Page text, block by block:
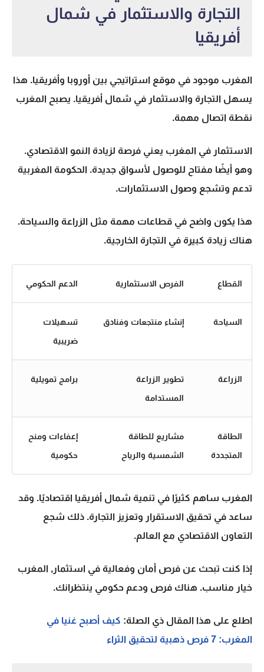
التجارة والاستثمار في شمال
أفريقيا
المغرب موجود في موقع استراتيجي بين أوروبا وأفريقيا. هذا
يسهل التجارة والاستثمار في شمال أفريقيا. يصبح المغرب
نقطة اتصال مهمة.
الاستثمار في المغرب يعني فرصة لزيادة النمو الاقتصادي.
وهو أيضًا مفتاح للوصول لأسواق جديدة. الحكومة المغربية
تدعم وتشجع وصول الاستثمارات.
هذا يكون واضح في قطاعات مهمة مثل الزراعة والسياحة.
هناك زيادة كبيرة في التجارة الخارجية.
القطاع الفرص الاستثمارية الدعم الحكومي
السياحة إنشاء منتجعات وفنادق
تسهيلات
ضريبية
الزراعة
تطوير الزراعة
المستدامة
برامج تمويلية
الطاقة
المتجددة
مشاريع للطاقة
الشمسية والرياح
إعفاءات ومنح
حكومية
المغرب ساهم كثيرًا في تنمية شمال أفريقيا اقتصاديًا. وقد
ساعد في تحقيق الاستقرار وتعزيز التجارة. ذلك شجع
التعاون الاقتصادي مع العالم.
إذا كنت تبحث عن فرص أمان وفعالية في استثمار, المغرب
خيار مناسب. هناك فرص ودعم حكومي ينتظرانك.
اطلع على هذا المقال ذي الصلة: كيف أصبح غنيا في
المغرب: 7 فرص ذهبية لتحقيق الثراء